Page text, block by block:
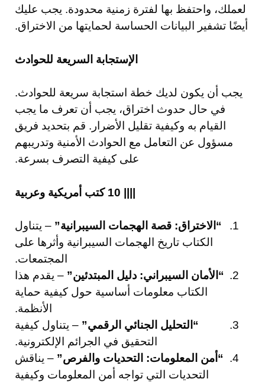
لعملك، واحتفظ بها لفترة زمنية محدودة. يجب عليك
أيضًا تشفير البيانات الحساسة لحمايتها من الاختراق.
الإستجابة السريعة للحوادث
يجب أن يكون لديك خطة استجابة سريعة للحوادث.
في حال حدوث اختراق، يجب أن تعرف ما يجب
القيام به وكيفية تقليل الأضرار. قم بتحديد فريق
مسؤول عن التعامل مع الحوادث الأمنية وتدريبهم
على كيفية التصرف بسرعة.
“الاختراق: قصة الهجمات السيبرانية” – يتناول
الكتاب تاريخ الهجمات السيبرانية وأثرها على
المجتمعات.
“الأمان السيبراني: دليل المبتدئين” – يقدم هذا
الكتاب معلومات أساسية حول كيفية حماية
الأنظمة.
“التحليل الجنائي الرقمي” – يتناول كيفية
التحقيق في الجرائم الإلكترونية.
“أمن المعلومات: التحديات والفرص” – يناقش
التحديات التي تواجه أمن المعلومات وكيفية